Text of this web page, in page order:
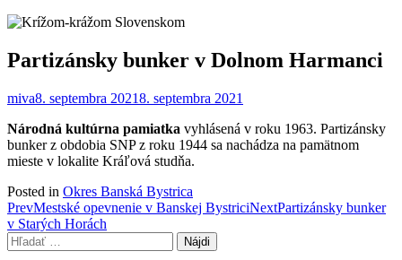
Partizánsky bunker v Dolnom Harmanci
miva8. septembra 20218. septembra 2021
Národná kultúrna pamiatka vyhlásená v roku 1963. Partizánsky
bunker z obdobia SNP z roku 1944 sa nachádza na pamätnom
mieste v lokalite Kráľová studňa.
Posted in Okres Banská Bystrica
Post
navigation
PrevMestské opevnenie v Banskej BystriciNextPartizánsky bunker
v Starých Horách
Hľadať: